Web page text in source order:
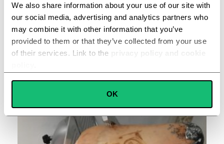
We also share information about your use of our site with
our social media, advertising and analytics partners who
may combine it with other information that you’ve
provided to them or that they’ve collected from your use
of their services. Link to the
privacy policy and cookie
OK
+9978 clientes satisfeitos
RICARDO PEREIRA
avaliação 5 / 5